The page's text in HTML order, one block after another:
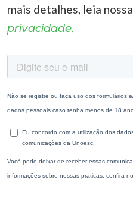
mais detalhes, leia nossa
privacidade.